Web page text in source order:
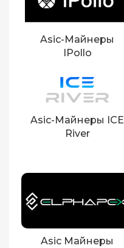
Asic-Майнеры
IPollo
Asic-Майнеры ICE
River
Asic Майнеры